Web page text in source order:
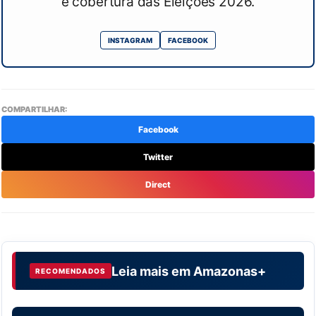
INSTAGRAM FACEBOOK
COMPARTILHAR:
Facebook
Twitter
Direct
RECOMENDADOS Leia mais em Amazonas+